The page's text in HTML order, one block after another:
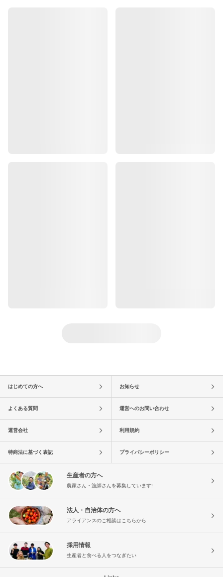
はじめての方へ お知らせ
よくある質問 運営へのお問い合わせ
運営会社 利用規約
特商法に基づく表記 プライバシーポリシー
生産者の方へ
農家さん・漁師さんを募集しています!
法人・自治体の方へ
アライアンスのご相談はこちらから
採用情報
生産者と食べる人をつなぎたい